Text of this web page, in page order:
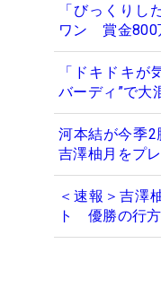
「びっくりし
ワン 賞金800
「ドキドキが
バーディ”で
河本結が今季
吉澤柚月をプ
＜速報＞吉澤
ト 優勝の行